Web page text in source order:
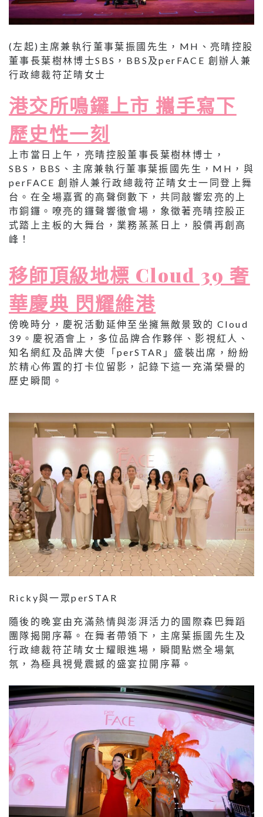
(左起)主席兼執行董事葉振國先生，MH、亮晴控股
董事長葉樹林博士SBS，BBS及perFACE 創辦人兼
行政總裁符芷晴女士
港交所鳴鑼上市 攜手寫下
歷史性一刻
上市當日上午，亮晴控股董事長葉樹林博士，
SBS，BBS、主席兼執行董事葉振國先生，MH，與
perFACE 創辦人兼行政總裁符芷晴女士一同登上舞
台。在全場嘉賓的高聲倒數下，共同敲響宏亮的上
市銅鑼。嘹亮的鑼聲響徹會場，象徵著亮晴控股正
式踏上主板的大舞台，業務蒸蒸日上，股價再創高
峰！
移師頂級地標 Cloud 39 奢
華慶典 閃耀維港
傍晚時分，慶祝活動延伸至坐擁無敵景致的 Cloud
39。慶祝酒會上，多位品牌合作夥伴、影視紅人、
知名網紅及品牌大使「perSTAR」盛裝出席，紛紛
於精心佈置的打卡位留影，記錄下這一充滿榮譽的
歷史瞬間。
Ricky與一眾perSTAR
隨後的晚宴由充滿熱情與澎湃活力的國際森巴舞蹈
團隊揭開序幕。在舞者帶領下，主席葉振國先生及
行政總裁符芷晴女士耀眼進場，瞬間點燃全場氣
氛，為極具視覺震撼的盛宴拉開序幕。